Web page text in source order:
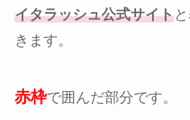
イタラッシュ公式サイト
きます。
赤枠で囲んだ部分です。